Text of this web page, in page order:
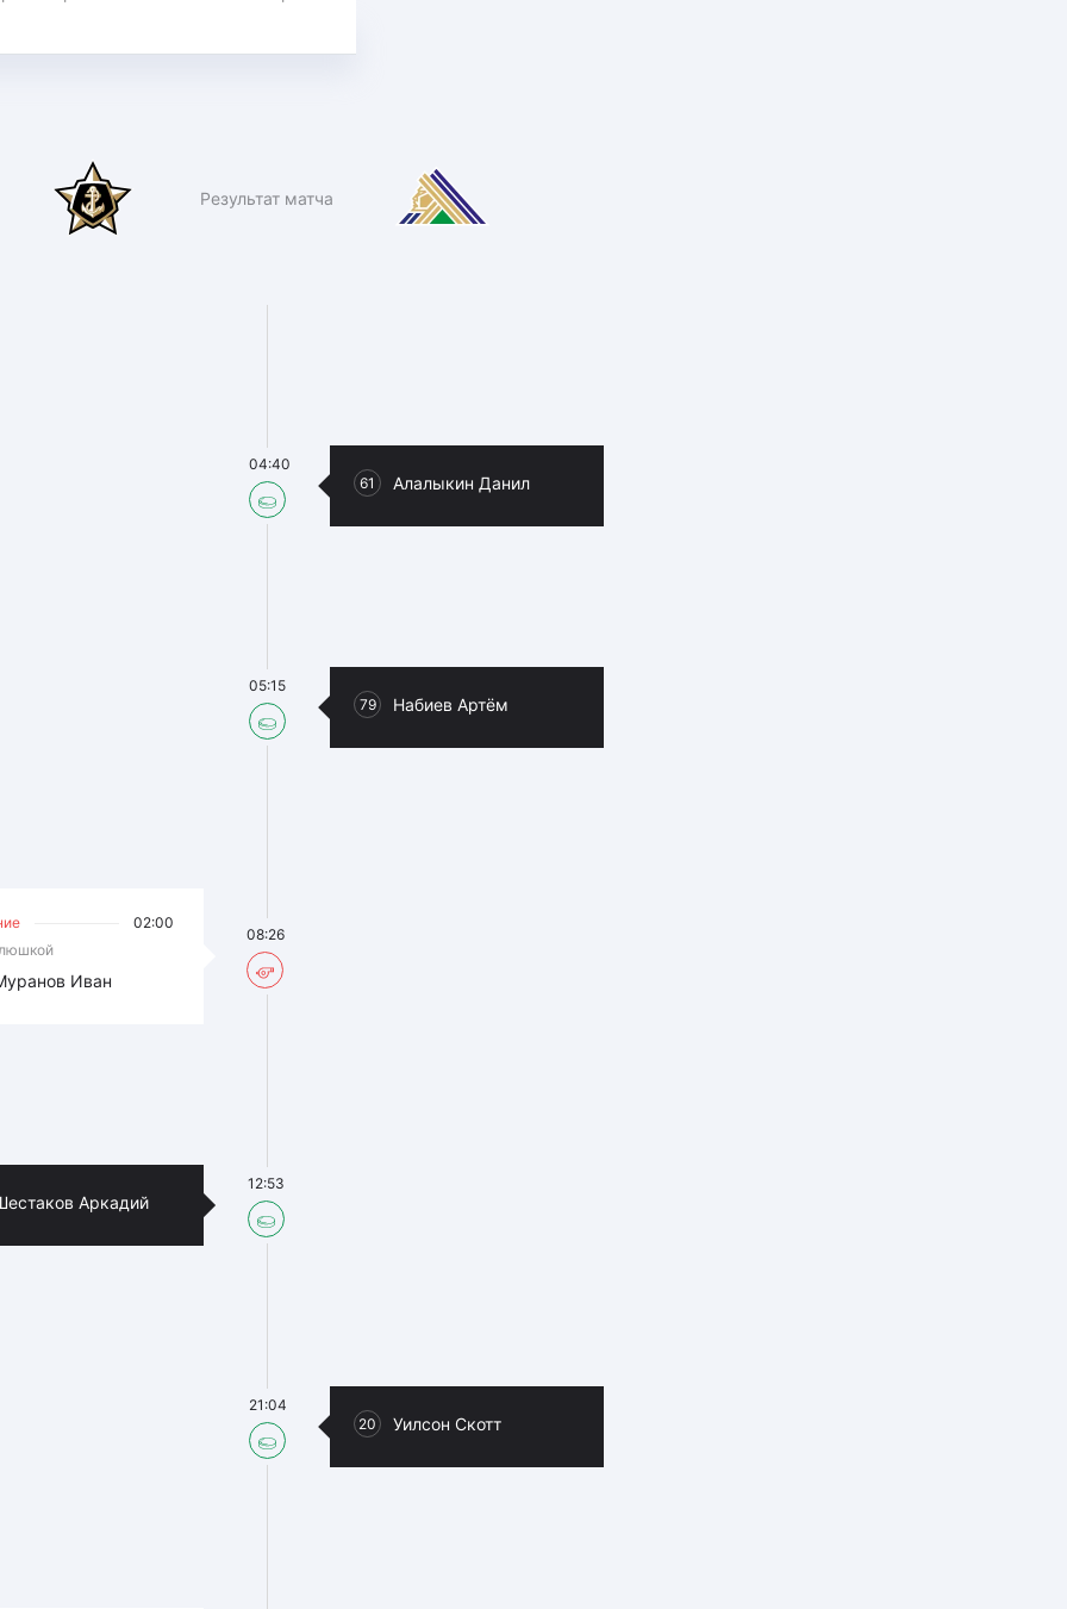
Результат матча
61 Алалыкин Данил
04:40
79 Набиев Артём
05:15
02:00
Иван
08:26
Аркадий
12:53
20 Уилсон Скотт
21:04